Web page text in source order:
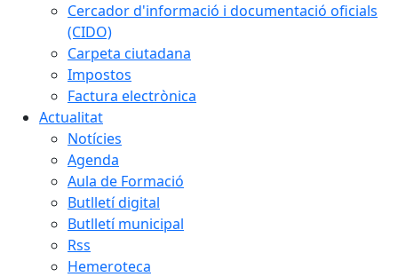
Cercador d'informació i documentació oficials
(CIDO)
Carpeta ciutadana
Impostos
Factura electrònica
Actualitat
Notícies
Agenda
Aula de Formació
Butlletí digital
Butlletí municipal
Rss
Hemeroteca